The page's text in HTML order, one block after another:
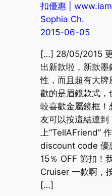
扣優惠 |
Sophia Ch.
2015-06-05
[…] 28/05/2015
出新款啦，新款
性，而且超有大
歡的是眉鏡款式，
較喜歡金屬鏡框！
友可以按這結連到
上“TellAFriend”
discount code 優
15％ OFF 節扣！
Cruiser 一款啊，
[…]